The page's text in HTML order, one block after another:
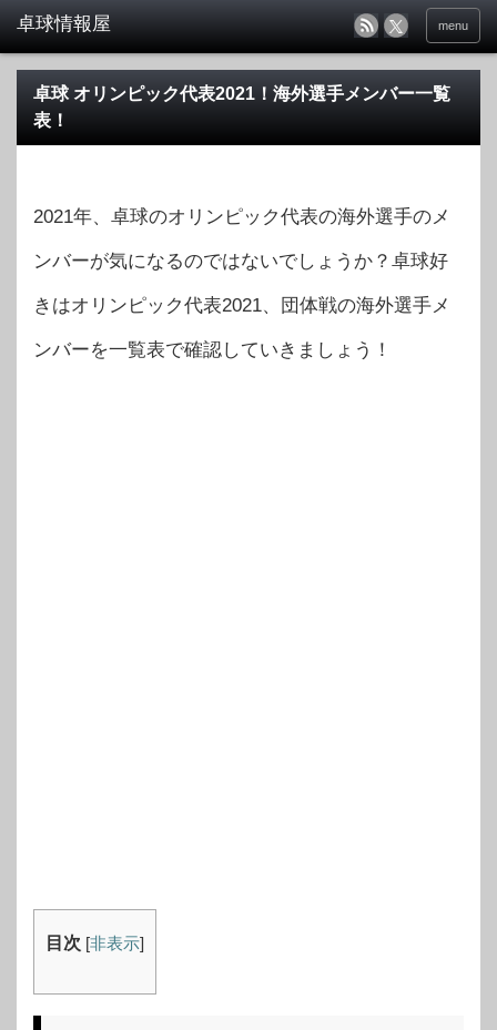
menu
卓球 オリンピック代表2021！海外選手メンバー一覧
表！
2021年、卓球のオリンピック代表の海外選手のメ
ンバーが気になるのではないでしょうか？卓球好
きはオリンピック代表2021、団体戦の海外選手メ
ンバーを一覧表で確認していきましょう！
目次 [非表示]